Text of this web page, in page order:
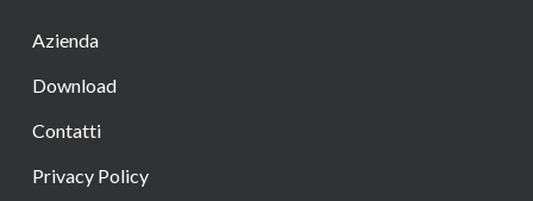
Azienda
Download
Contatti
Privacy Policy